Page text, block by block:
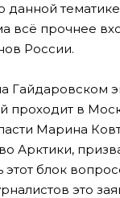
данной
всё прочнее
России.
Гайдаровском
проходит в
Марина
Арктики,
этот блок
это